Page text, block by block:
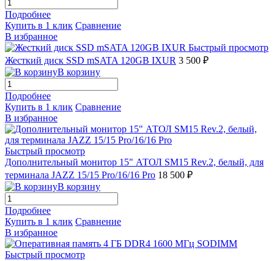
Подробнее
Купить в 1 клик Сравнение
В избранное
Быстрый просмотр
Жесткий диск SSD mSATA 120GB IXUR 3 500 ₽
В корзину
Подробнее
Купить в 1 клик Сравнение
В избранное
Быстрый просмотр
Дополнительный монитор 15" АТОЛ SM15 Rev.2, белый, для
терминала JAZZ 15/15 Pro/16/16 Pro 18 500 ₽
В корзину
Подробнее
Купить в 1 клик Сравнение
В избранное
Быстрый просмотр